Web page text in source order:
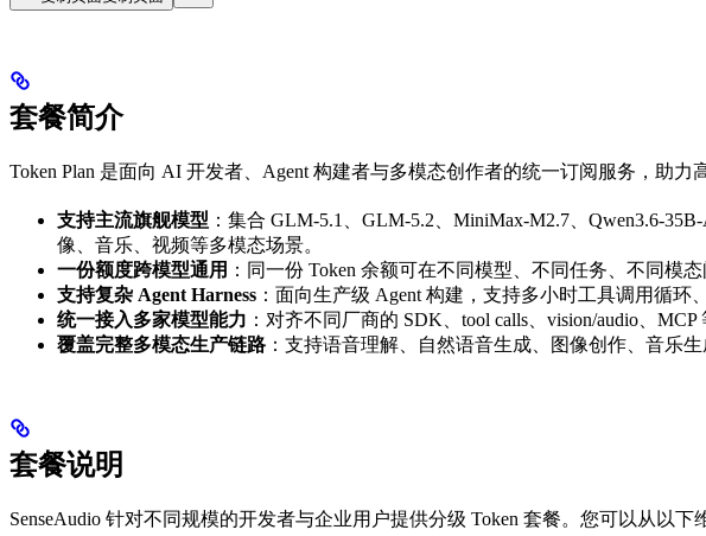
套餐简介
Token Plan 是面向 AI 开发者、Agent 构建者与多模态创作者的统一订阅服务，助力
支持主流旗舰模型 ：集合 GLM-5.1、GLM-5.2、MiniMax-M2.7、Qwen3.6-
像、音乐、视频等多模态场景。
一份额度跨模型通用 ：同一份 Token 余额可在不同模型、不同任务、不同模
支持复杂 Agent Harness ：面向生产级 Agent 构建，支持多小时工具调用循环
统一接入多家模型能力 ：对齐不同厂商的 SDK、tool calls、vision/audio、
覆盖完整多模态生产链路 ：支持语音理解、自然语音生成、图像创作、音乐
套餐说明
SenseAudio 针对不同规模的开发者与企业用户提供分级 Token 套餐。您可以从以下